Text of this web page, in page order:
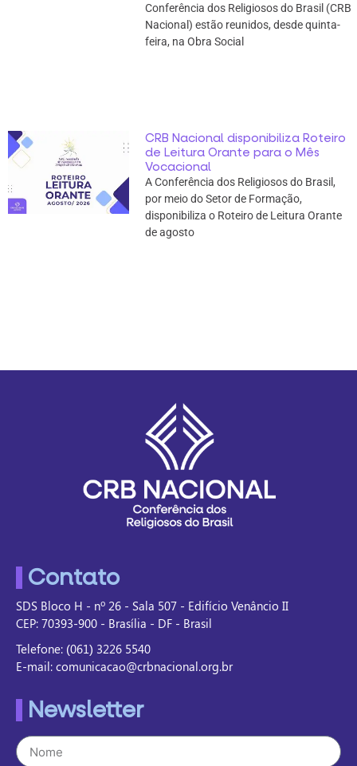
Conferência dos Religiosos do Brasil (CRB
Nacional) estão reunidos, desde quinta-
feira, na Obra Social
CRB Nacional disponibiliza Roteiro
de Leitura Orante para o Mês
Vocacional
A Conferência dos Religiosos do Brasil,
por meio do Setor de Formação,
disponibiliza o Roteiro de Leitura Orante
de agosto
Contato
SDS Bloco H - nº 26 - Sala 507 - Edifício Venâncio II
CEP: 70393-900 - Brasília - DF - Brasil
Telefone: (061) 3226 5540
E-mail: comunicacao@crbnacional.org.br
Newsletter